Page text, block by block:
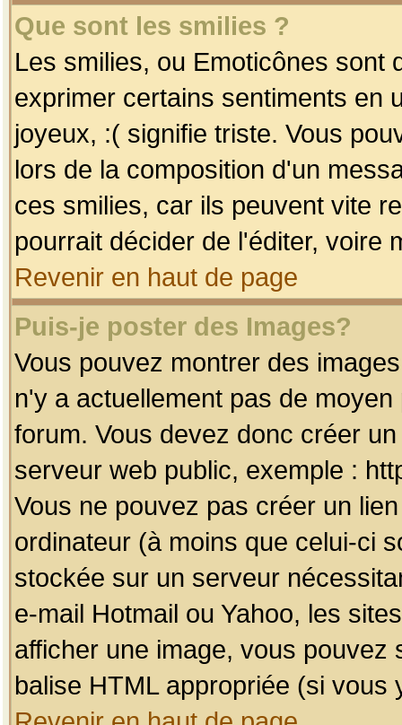
Que sont les smilies ?
Les smilies, ou Emoticônes sont
exprimer certains sentiments en
joyeux, :( signifie triste. Vous
lors de la composition d'un
ces smilies, car ils peuvent vite
pourrait décider de l'éditer, voire
Revenir en haut de page
Puis-je poster des Images?
Vous pouvez montrer des
n'y a actuellement pas de
forum. Vous devez donc créer
serveur web public, exemple :
Vous ne pouvez pas créer un
ordinateur (à moins que celui-ci
stockée sur un serveur
e-mail Hotmail ou Yahoo, les
afficher une image, vous pouvez
balise HTML appropriée (si vous